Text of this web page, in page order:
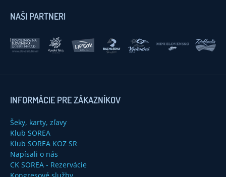
NAŠI PARTNERI
INFORMÁCIE PRE ZÁKAZNÍKOV
Šeky, karty, zľavy
Klub SOREA
Klub SOREA KOZ SR
Napísali o nás
CK SOREA - Rezervácie